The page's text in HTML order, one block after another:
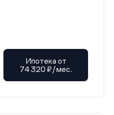
Ипотека от
74 320 ₽/мес.